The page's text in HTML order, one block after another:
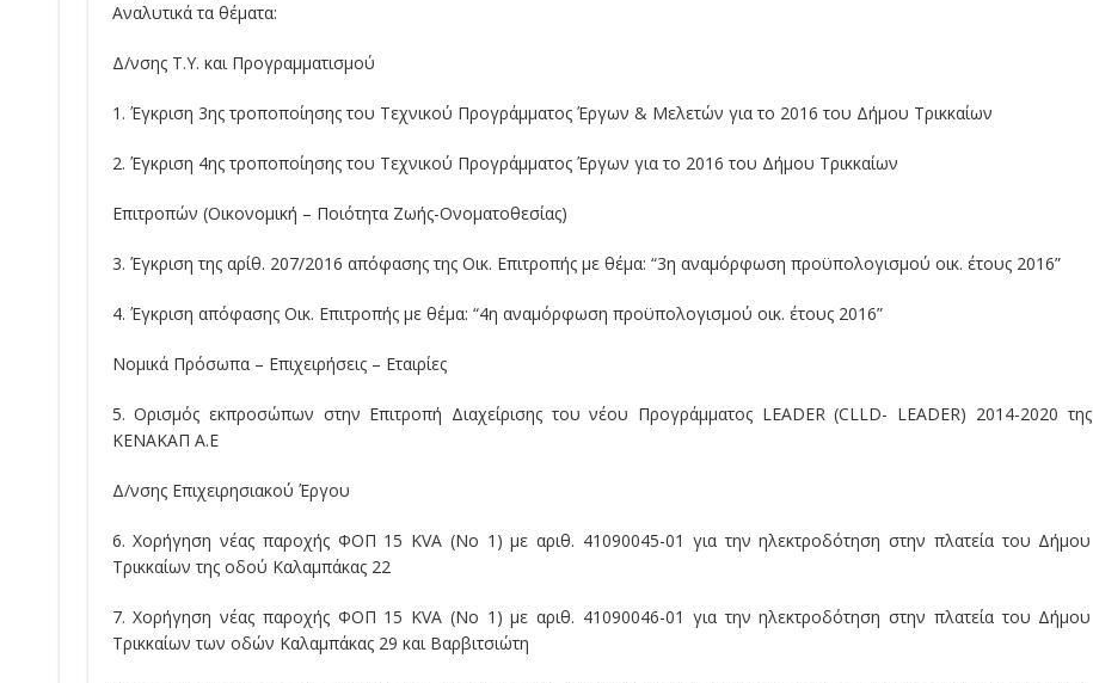
Αναλυτικά τα θέματα:
Δ/νσης Τ.Υ. και Προγραμματισμού
1. Έγκριση 3ης τροποποίησης του Τεχνικού Προγράμματος Έργων & Μελετών για το 2016 του Δήμου Τρικκαίων
2. Έγκριση 4ης τροποποίησης του Τεχνικού Προγράμματος Έργων για το 2016 του Δήμου Τρικκαίων
Επιτροπών (Οικονομική – Ποιότητα Ζωής-Ονοματοθεσίας)
3. Έγκριση της αρίθ. 207/2016 απόφασης της Οικ. Επιτροπής με θέμα: “3η αναμόρφωση προϋπολογισμού οικ. έτους 2016”
4. Έγκριση απόφασης Οικ. Επιτροπής με θέμα: “4η αναμόρφωση προϋπολογισμού οικ. έτους 2016”
Νομικά Πρόσωπα – Επιχειρήσεις – Εταιρίες
5. Ορισμός εκπροσώπων στην Επιτροπή Διαχείρισης του νέου Προγράμματος LEADER (CLLD- LEADER) 2014-2020 της
ΚΕΝΑΚΑΠ Α.Ε
Δ/νσης Επιχειρησιακού Έργου
6. Χορήγηση νέας παροχής ΦΟΠ 15 KVA (No 1) με αριθ. 41090045-01 για την ηλεκτροδότηση στην πλατεία του Δήμου
Τρικκαίων της οδού Καλαμπάκας 22
7. Χορήγηση νέας παροχής ΦΟΠ 15 KVA (No 1) με αριθ. 41090046-01 για την ηλεκτροδότηση στην πλατεία του Δήμου
Τρικκαίων των οδών Καλαμπάκας 29 και Βαρβιτσιώτη